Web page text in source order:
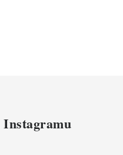
Instagramu